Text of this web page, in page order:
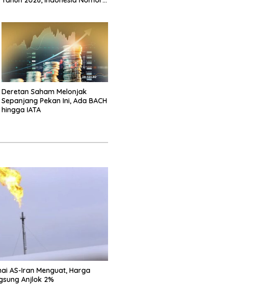
Deretan Saham Melonjak
Sepanjang Pekan Ini, Ada BACH
hingga IATA
AS-Iran Menguat, Harga
Anjlok 2%